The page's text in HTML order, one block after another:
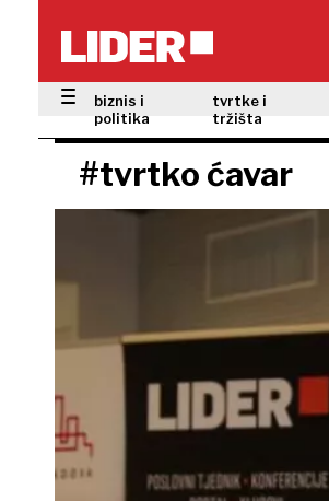
biznis i
politika
tvrtke i
tržišta
#tvrtko ćavar